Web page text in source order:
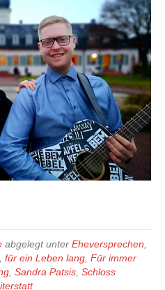
abgelegt unter Eheversprechen
für ein Leben lang Für immer
Sandra Patsis Schloss